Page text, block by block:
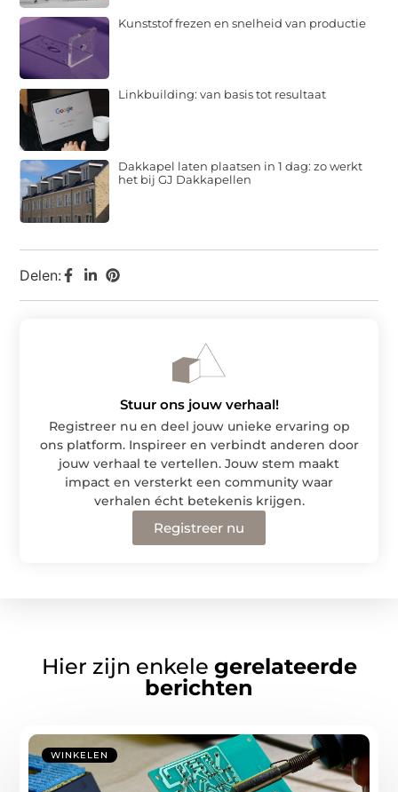
Delen:
Kunststof frezen en snelheid van productie
Linkbuilding: van basis tot resultaat
Dakkapel laten plaatsen in 1 dag: zo werkt
het bij GJ Dakkapellen
Stuur ons jouw verhaal!
Registreer nu en deel jouw unieke ervaring op
ons platform. Inspireer en verbindt anderen door
jouw verhaal te vertellen. Jouw stem maakt
impact en versterkt een community waar
verhalen écht betekenis krijgen.
Registreer nu
Hier zijn enkele gerelateerde
berichten
WINKELEN